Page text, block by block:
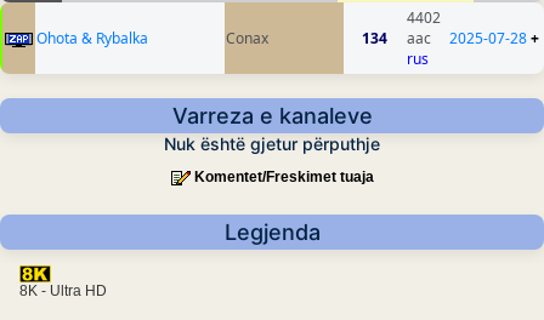
Ohota & Rybalka Conax 134
4402
aac
rus
2025-07-28+
Varreza e kanaleve
Nuk është gjetur përputhje
Komentet/Freskimet tuaja
Legjenda
8K - Ultra HD